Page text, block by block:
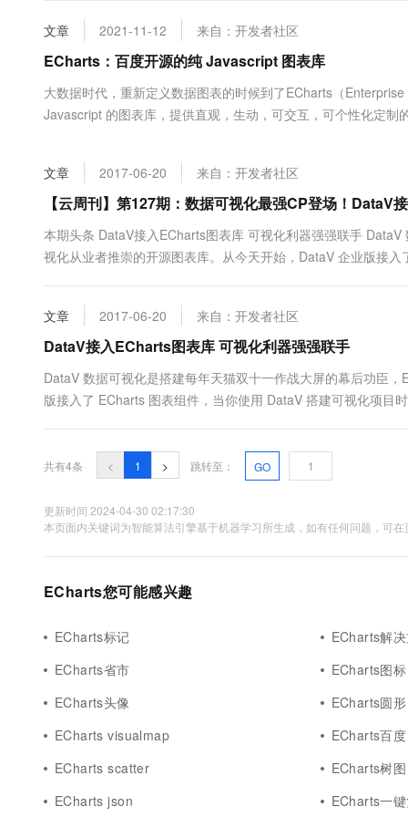
版本：漏刻有时数据可视化v2.0 扎根版开发语言：php（数据
文章
2021-11-12 来自：开发者社区
ECharts：百度开源的纯 Javascript 图表库
大数据时代，重新定义数据图表的时候到了ECharts（
Javascript 的图表库，提供直观，生动，可交互，可个性化定
http://echarts.baidu.com架构EChar....
文章
2017-06-20 来自：开发者社区
【云周刊】第127期：数据可视化最强CP登场！DataV
本期头条 DataV接入ECharts图表库 可视化利器强强联手
视化从业者推崇的开源图表库。从今天开始，DataV 企业版接
文章 2017-06-20 来自：开发者社区
DataV接入ECharts图表库 可视化利器强强联手
DataV 数据可视化是搭建每年天猫双十一作战大屏的幕后功臣
版接入了 ECharts 图表组件，当你使用 DataV 搭建可视化项目
共有4条 < 1 > 跳转至： GO
更新时间 2024-04-30 02:17:30
本页面内关键词为智能算法引擎基于机器学习所生成，如有任何问题，可
ECharts您可能感兴趣
ECharts标记
ECharts解
ECharts省市
ECharts图标
ECharts头像
ECharts圆形
ECharts visualmap
ECharts百度
ECharts scatter
ECharts树图
ECharts json
ECharts一
千问AI平台-Token Plan
千问AI平台-模型体验
在线体验全尺寸、多种模
Happy 系列大模型
大模型解决方案
安全
中间件
数据库
媒体服务
企业服务与云通信
域名与网站
Serverless
开发工具
迁移与运维管理
云防火墙
云原生的云上边界网络安
可观测
上云与迁云
企业出海
政企业务
1亿+ 大模型 tokens 和
140+云产品 免费试用
产品新客免费试用，最长
大模型ACA认证体验
Tableau 订阅
AI空中课堂在线直播课
生态解决方案
开发者生态解决方案
AI 开发和 AI 应用解决
入门学习赛